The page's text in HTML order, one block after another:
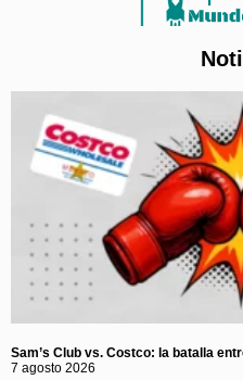
Sam’s Club vs. Costco: la batalla
7 agosto 2026